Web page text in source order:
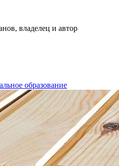
владелец и автор
образование